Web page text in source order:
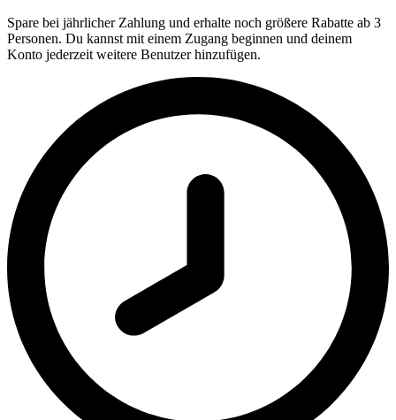
Spare bei jährlicher Zahlung und erhalte noch größere Rabatte ab 3
Personen. Du kannst mit einem Zugang beginnen und deinem
Konto jederzeit weitere Benutzer hinzufügen.